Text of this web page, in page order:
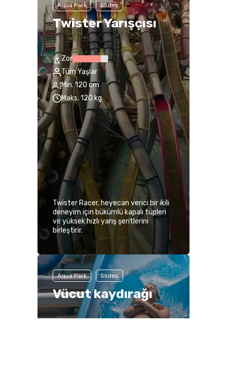
Aqua Park Slides
Twister Yarışçısı
Zor
Tüm Yaşlar
Min. 120 cm
Maks. 120 kg
Twister Racer, heyecan verici bir ikili
deneyim için bükümlü kapalı tüpleri
ve yüksek hızlı yarış şeritlerini
birleştirir.
Aqua Park Slides
Vücut kaydırağı